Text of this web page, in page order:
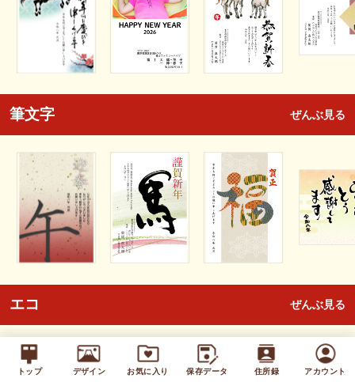
トップ デザイン お気に入り 保存データ 住所録 アカウント
筆文字 ぜんぶ見る
エコ ぜんぶ見る